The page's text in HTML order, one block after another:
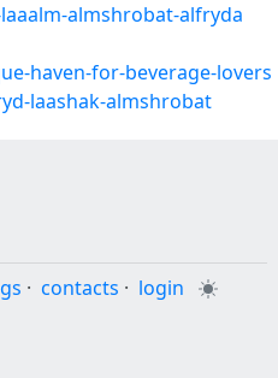
almshrobat-alfryda
haven-for-beverage-lovers
laashak-almshrobat
· contacts · login